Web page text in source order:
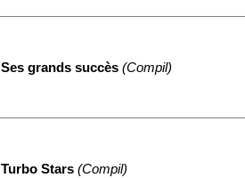
Ses grands succès (Compil)
Turbo Stars (Compil)